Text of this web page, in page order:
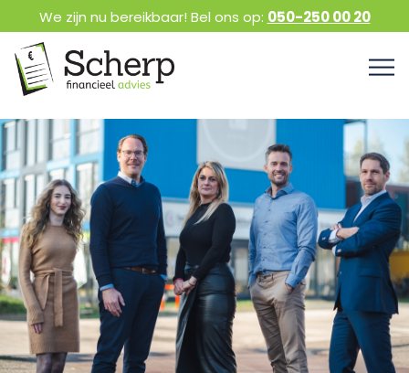
We zijn nu bereikbaar! Bel ons op: 050-250 00 20